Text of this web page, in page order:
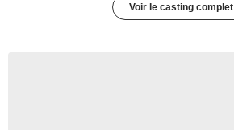
Voir le casting complet